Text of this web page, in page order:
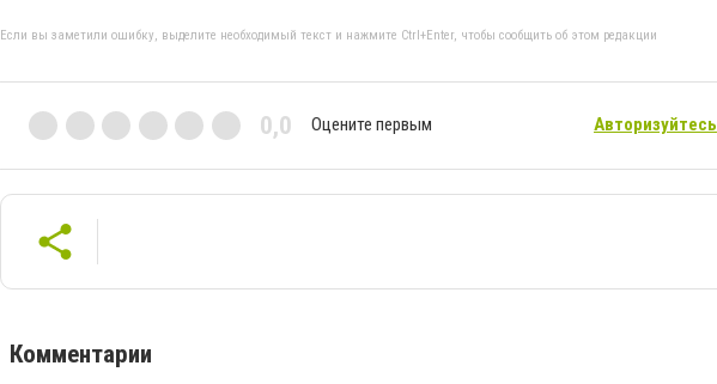
Если вы заметили ошибку, выделите необходимый текст и нажмите Ctrl+Enter, чтобы сообщить об этом редакции
0,0 Оцените первым Авторизуйтесь
Комментарии